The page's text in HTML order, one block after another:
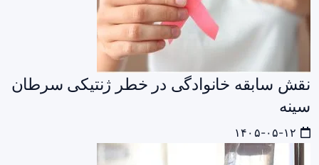
نقش سابقه خانوادگی در خطر ژنتیکی سرطان
سینه